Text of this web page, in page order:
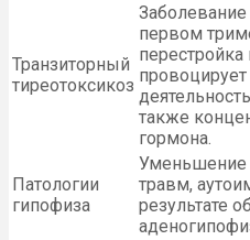
Транзиторный
тиреотоксикоз
первом
также
гормона.
Патологии
гипофиза
Уменьшение
травм,
результате